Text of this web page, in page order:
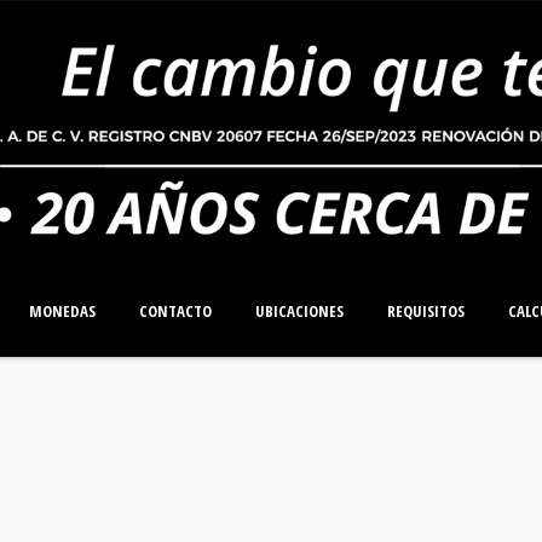
MONEDAS CONTACTO UBICACIONES REQUISITOS